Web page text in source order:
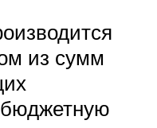
из сумм